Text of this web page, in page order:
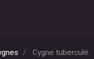
Cygne tuberculé.